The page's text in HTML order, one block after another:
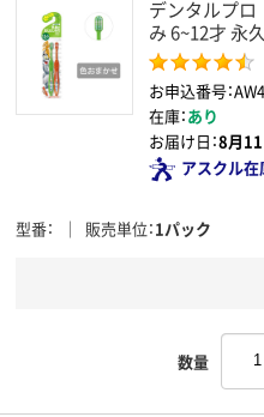
デンタルプロ
み 6~12才 永
お申込番号：
在庫：あり
お届け日：8月11
アスクル在
型番 販売単位 1パック
数量